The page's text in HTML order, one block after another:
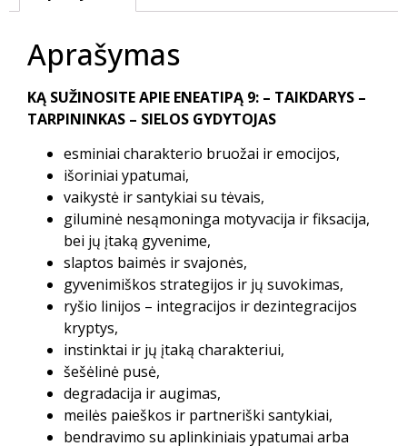
Aprašymas
KĄ SUŽINOSITE APIE ENEATIPĄ 9: – TAIKDARYS –
TARPININKAS – SIELOS GYDYTOJAS
esminiai charakterio bruožai ir emocijos,
išoriniai ypatumai,
vaikystė ir santykiai su tėvais,
giluminė nesąmoninga motyvacija ir fiksacija,
bei jų įtaką gyvenime,
slaptos baimės ir svajonės,
gyvenimiškos strategijos ir jų suvokimas,
ryšio linijos – integracijos ir dezintegracijos
kryptys,
instinktai ir jų įtaką charakteriui,
šešėlinė pusė,
degradacija ir augimas,
meilės paieškos ir partneriški santykiai,
bendravimo su aplinkiniais ypatumai arba